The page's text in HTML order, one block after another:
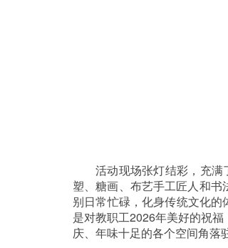
活动现场张灯结彩，充
塑、糖画、布艺手工匠人和
别日常忙碌，化身传统文化的
是对教职工2026年美好的祝福
庆、年味十足的各个空间角落